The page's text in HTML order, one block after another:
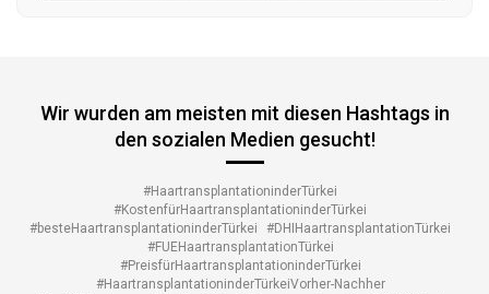
Wir wurden am meisten mit diesen Hashtags in
den sozialen Medien gesucht!
#HaartransplantationinderTürkei
#KostenfürHaartransplantationinderTürkei
#besteHaartransplantationinderTürkei
#DHIHaartransplantationTürkei
#FUEHaartransplantationTürkei
#PreisfürHaartransplantationinderTürkei
#HaartransplantationinderTürkeiVorher-Nachher